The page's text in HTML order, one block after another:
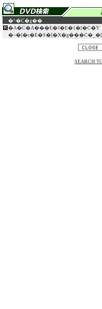
�^�C�g��
�A�C�A���E�J�E�{�[�C�Y
�~�[�c�E�S�[�X�g���C�_�[
SEARCH